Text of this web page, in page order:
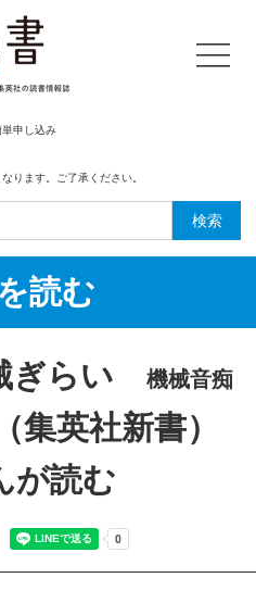
申し込み
ります。ご了承ください。
検索
読む
ぎらい 機械音痴
集英社新書）
が読む